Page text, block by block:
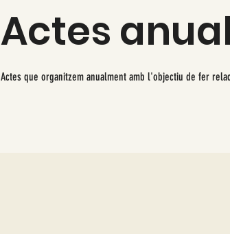
Actes
Actes que organitzem anualment amb l'objectiu de fer